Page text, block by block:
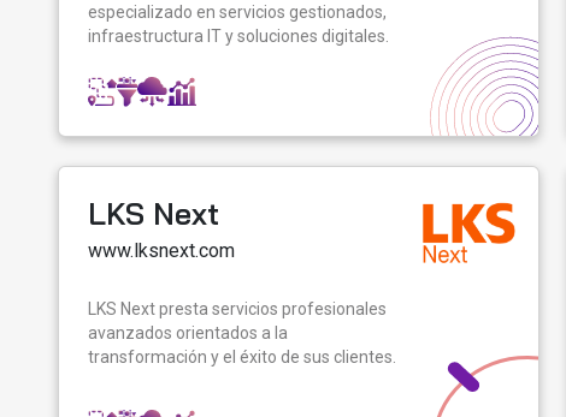
especializado en servicios gestionados,
infraestructura IT y soluciones digitales.
LKS Next
www.lksnext.com
LKS Next presta servicios profesionales
avanzados orientados a la
transformación y el éxito de sus clientes.